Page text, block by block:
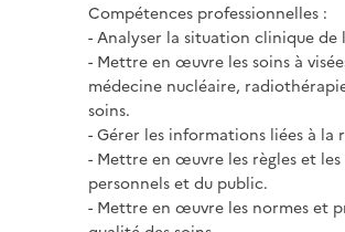
Compétences professionnelles :
- Analyser la situation clinique de
- Mettre en œuvre les soins à
médecine nucléaire,
soins.
- Gérer les informations liées à la
- Mettre en œuvre les règles et
personnels et du public.
- Mettre en œuvre les normes et